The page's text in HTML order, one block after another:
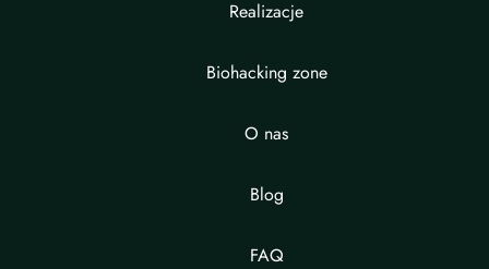
Realizacje
Biohacking zone
O nas
Blog
FAQ